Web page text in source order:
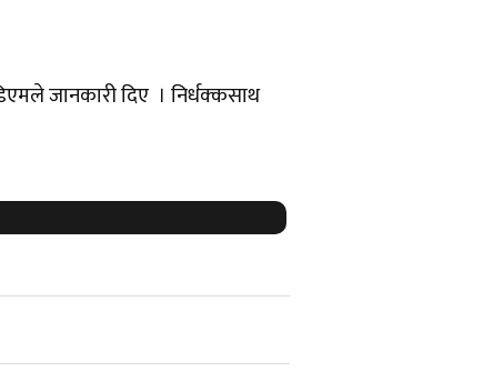
जानकारी दिए । निर्धक्कसाथ